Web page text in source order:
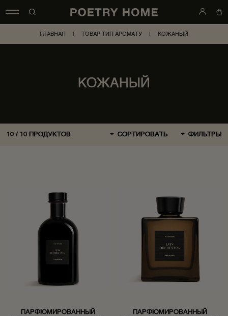
ГЛАВНАЯ ТОВАР ТИП АРОМАТУ КОЖАНЫЙ
КОЖАНЫЙ
10 / 10 ПРОДУКТОВ СОРТИРОВАТЬ ФИЛЬТРЫ
СНАЧАЛА ДОРОЖЕ
ПАРФЮМИРОВАННЫЙ
ПАРФЮМИРОВАННЫЙ